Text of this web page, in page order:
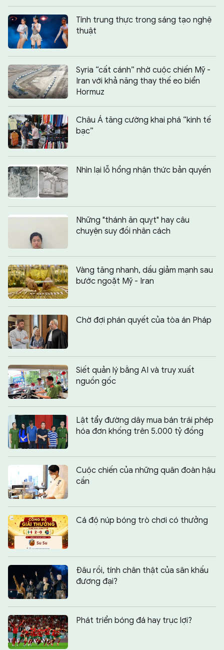
Tính trung thực trong sáng tạo nghệ
thuật
Syria “cất cánh” nhờ cuộc chiến Mỹ -
Iran với khả năng thay thế eo biển
Hormuz
Châu Á tăng cường khai phá “kinh tế
bạc”
Nhìn lại lỗ hổng nhận thức bản quyền
Những "thánh ăn quỵt" hay câu
chuyện suy đồi nhân cách
Vàng tăng nhanh, dầu giảm mạnh sau
bước ngoặt Mỹ - Iran
Chờ đợi phán quyết của tòa án Pháp
Siết quản lý bằng AI và truy xuất
nguồn gốc
Lật tẩy đường dây mua bán trái phép
hóa đơn khống trên 5.000 tỷ đồng
Cuộc chiến của những quân đoàn hậu
cần
Cá độ núp bóng trò chơi có thưởng
Đâu rồi, tính chân thật của sân khấu
đương đại?
Phát triển bóng đá hay trục lợi?